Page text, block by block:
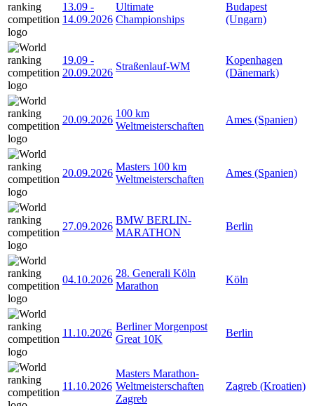
13.09 -
14.09.2026
Ultimate
Championships
Budapest
(Ungarn)
19.09 -
20.09.2026
Straßenlauf-WM
Kopenhagen
(Dänemark)
20.09.2026
100 km
Weltmeisterschaften
Ames (Spanien)
20.09.2026
Masters 100 km
Weltmeisterschaften
Ames (Spanien)
27.09.2026
BMW BERLIN-
MARATHON
Berlin
04.10.2026
28. Generali Köln
Marathon
Köln
11.10.2026
Berliner Morgenpost
Great 10K
Berlin
11.10.2026
Masters Marathon-
Weltmeisterschaften
Zagreb
Zagreb (Kroatien)